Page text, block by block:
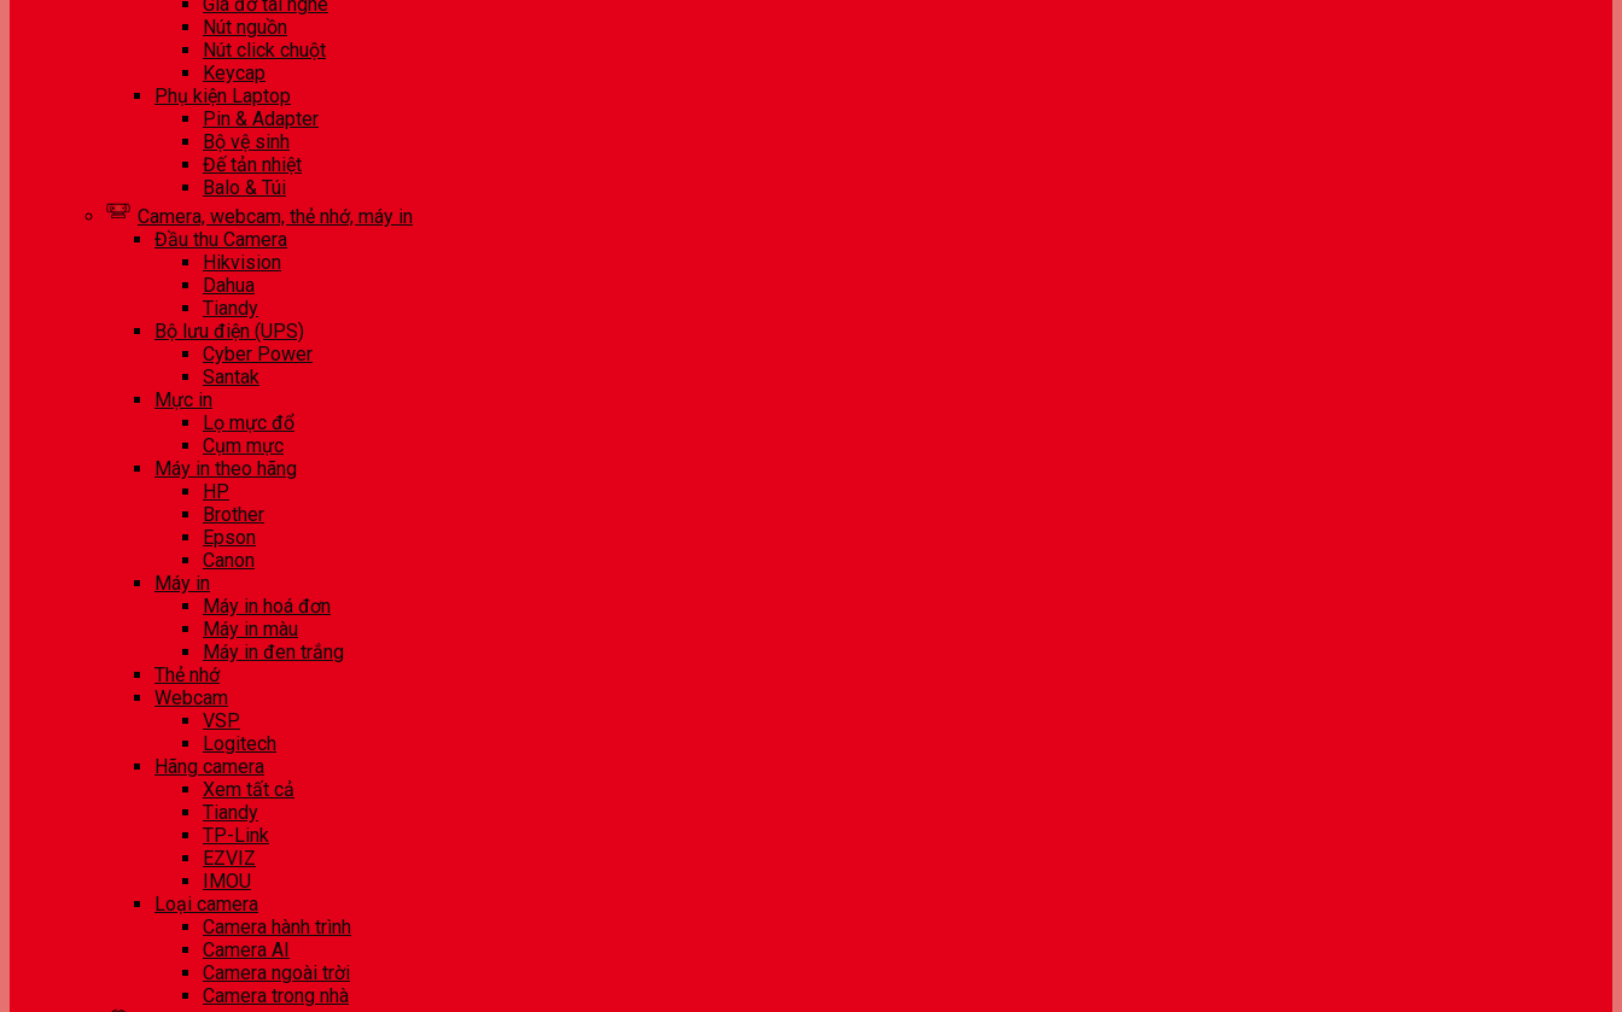
Nút nguồn
Nút click chuột
Keycap
Phụ kiện Laptop
Pin & Adapter
Bộ vệ sinh
Đế tản nhiệt
Balo & Túi
Camera, webcam, thẻ nhớ, máy in
Đầu thu Camera
Hikvision
Dahua
Tiandy
Bộ lưu điện (UPS)
Cyber Power
Santak
Mực in
Lọ mực đổ
Cụm mực
Máy in theo hãng
HP
Brother
Epson
Canon
Máy in
Máy in hoá đơn
Máy in màu
Máy in đen trắng
Thẻ nhớ
Webcam
VSP
Logitech
Hãng camera
Xem tất cả
Tiandy
TP-Link
EZVIZ
IMOU
Loại camera
Camera hành trình
Camera AI
Camera ngoài trời
Camera trong nhà